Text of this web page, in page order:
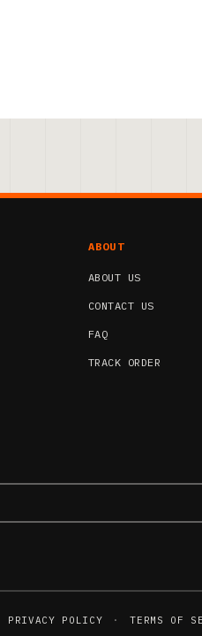
ABOUT
ABOUT US
CONTACT US
FAQ
TRACK ORDER
PRIVACY POLICY · TERMS OF